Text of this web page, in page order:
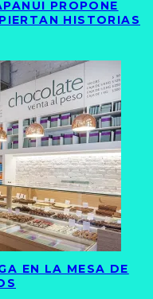
PROPONE
HISTORIAS
EN LA MESA DE